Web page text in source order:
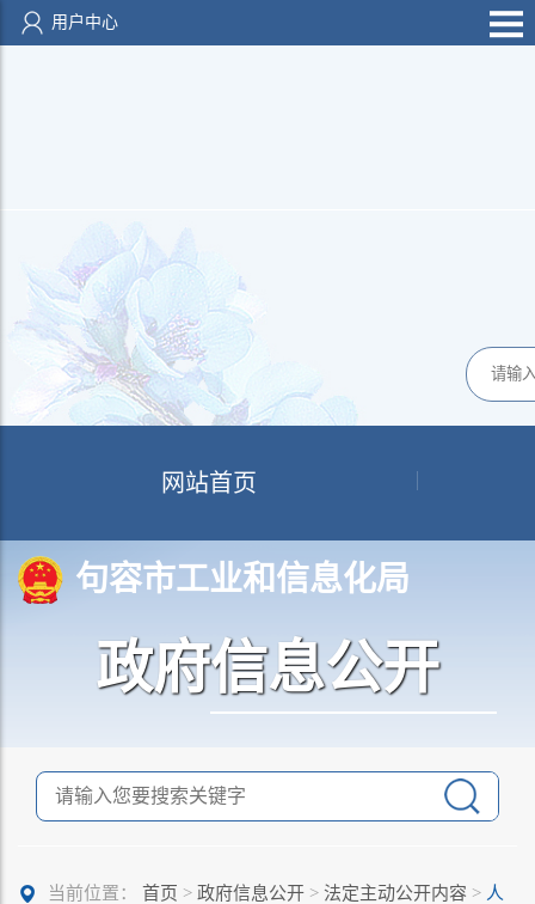
用户中心
网站首页
句容市工业和信息化局
政府信息公开
当前位置： 首页 > 政府信息公开 > 法定主动公开内容 > 人